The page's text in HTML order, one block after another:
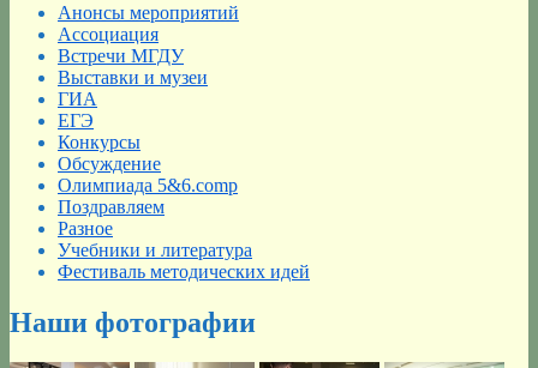
Анонсы мероприятий
Ассоциация
Встречи МГДУ
Выставки и музеи
ГИА
ЕГЭ
Конкурсы
Обсуждение
Олимпиада 5&6.comp
Поздравляем
Разное
Учебники и литература
Фестиваль методических идей
Наши фотографии